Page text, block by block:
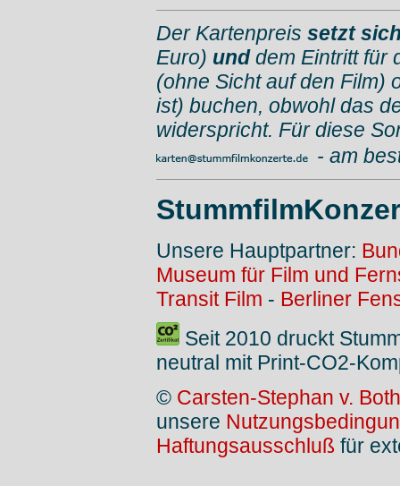
Der Kartenpreis setzt
Euro) unddem Eintritt für
(ohne Sicht auf den Film)
ist) buchen, obwohl das
widerspricht. Für diese
- am
Unsere Hauptpartner:
Museum für Film und
Transit Film - Berliner
Seit 2010 druckt
neutral mit Print-CO2-
© Carsten-Stephan v.
unsere
Haftungsausschluß für